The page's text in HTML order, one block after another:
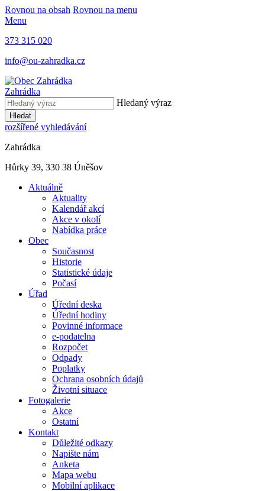
Rovnou na obsah Rovnou na menu
Menu
373 315 020
info@ou-zahradka.cz
Zahrádka
Hledaný výraz
Hledat
rozšířené vyhledávání
Zahrádka
Hůrky 39, 330 38 Úněšov
Aktuálně
Aktuality
Kalendář akcí
Akce v okolí
Nabídka práce
Obec
Současnost
Historie
Statistické údaje
Počasí
Úřad
Úřední deska
Úřední hodiny
Povinné informace
e-podatelna
Rozpočet
Odpady
Poplatky
Ochrana osobních údajů
Životní situace
Fotogalerie
Akce
Ostatní
Kontakt
Důležité odkazy
Napište nám
Anketa
Mapa webu
Mobilní aplikace